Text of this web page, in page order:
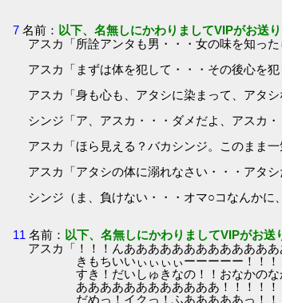
7 名前： 以下、名無しにかわりましてVIPがお送
アスカ「所詮アンタも男・・・女の味を知っ
アスカ「まずは体を犯して・・・その後心を
アスカ「身も心も、アタシに染まって、アタ
シンジ「ア、アスカ・・・ダメだよ、アスカ
アスカ「ほら見える？バカシンジ。このまま一
アスカ「アタシの体に溺れなさい・・・アタ
シンジ（ま、負けない・・・オマ○コなんかに
11 名前： 以下、名無しにかわりましてVIPがお送
アスカ「！！！んああああああああああああ
きもちいいぃぃぃぃーーーーー！！！！
すき！だいしゅきなの！！おなかのなか
ああああああああああああ！！！！！！
だめっ！イクっ！ふあああああっ！！！